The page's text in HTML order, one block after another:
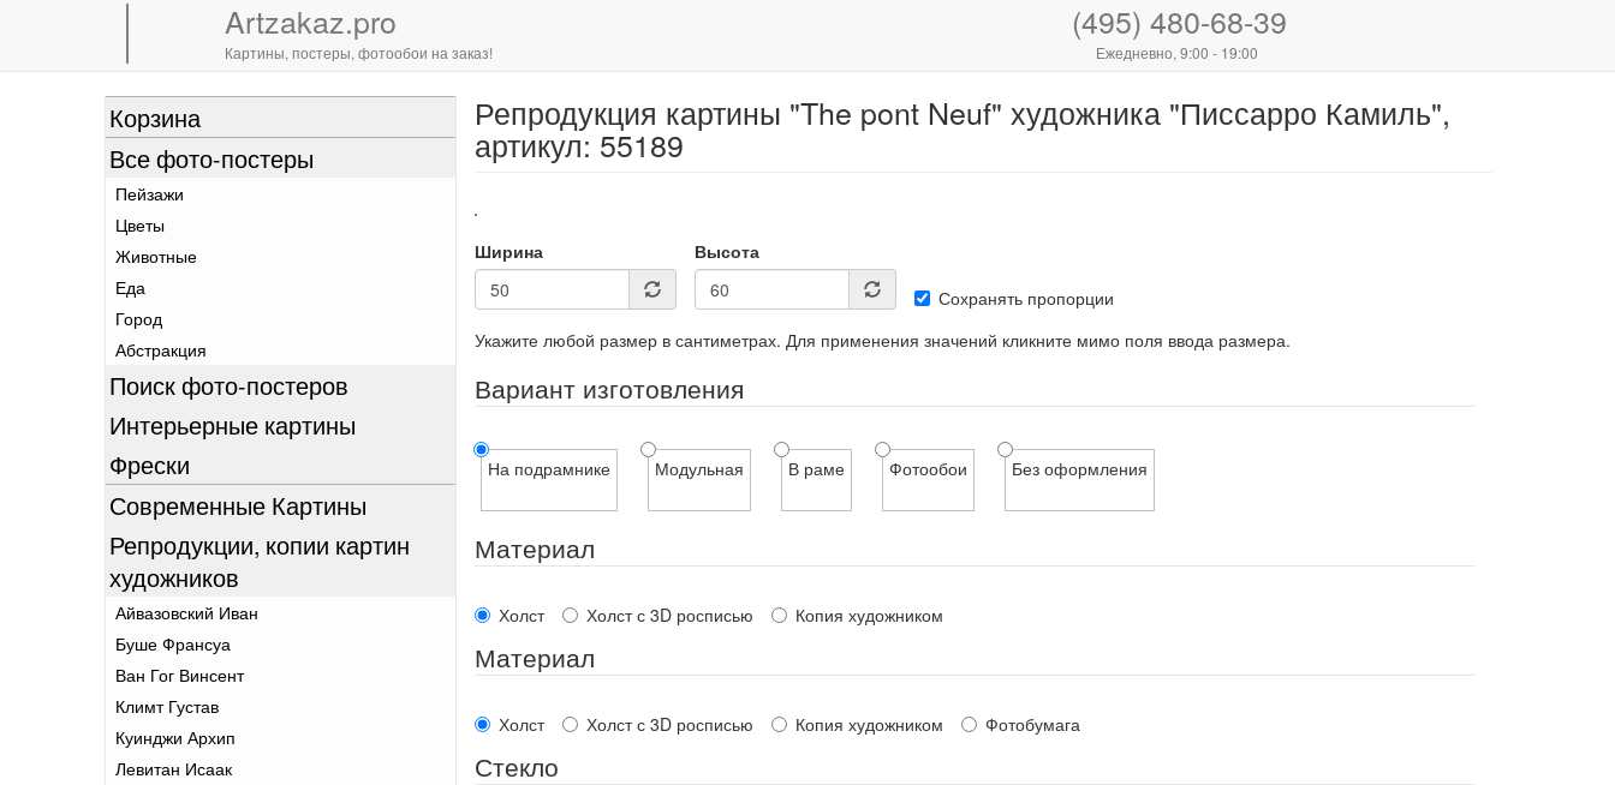
Artzakaz.pro
Картины, постеры, фотообои на заказ!
(495) 480-68-39
Ежедневно, 9:00 - 19:00
Корзина
Все фото-постеры
Пейзажи
Цветы
Животные
Еда
Город
Абстракция
Поиск фото-постеров
Интерьерные картины
Фрески
Современные Картины
Репродукции, копии картин
художников
Айвазовский Иван
Буше Франсуа
Ван Гог Винсент
Климт Густав
Куинджи Архип
Левитан Исаак
Репродукция картины "The pont Neuf" художника "Писсарро Камиль",
артикул: 55189
Ширина
Высота
Сохранять пропорции
Укажите любой размер в сантиметрах. Для применения значений кликните мимо поля ввода размера.
Вариант изготовления
На подрамнике Модульная В раме Фотообои Без оформления
Материал
Холст Холст с 3D росписью Копия художником
Материал
Холст Холст с 3D росписью Копия художником Фотобумага
Стекло